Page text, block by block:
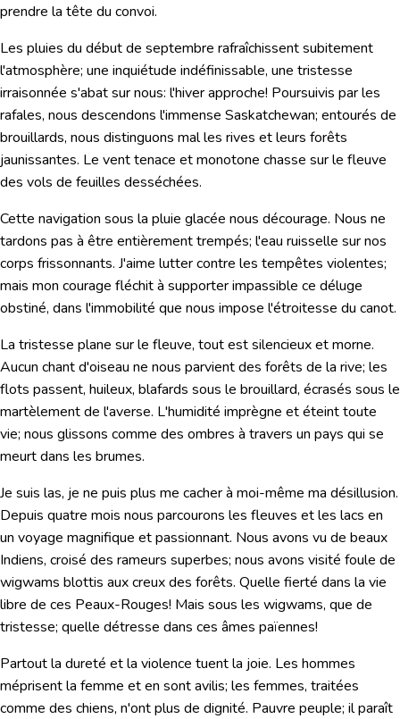
prendre la tête du convoi.
Les pluies du début de septembre rafraîchissent subitement
l'atmosphère; une inquiétude indéfinissable, une tristesse
irraisonnée s'abat sur nous: l'hiver approche! Poursuivis par les
rafales, nous descendons l'immense Saskatchewan; entourés de
brouillards, nous distinguons mal les rives et leurs forêts
jaunissantes. Le vent tenace et monotone chasse sur le fleuve
des vols de feuilles desséchées.
Cette navigation sous la pluie glacée nous décourage. Nous ne
tardons pas à être entièrement trempés; l'eau ruisselle sur nos
corps frissonnants. J'aime lutter contre les tempêtes violentes;
mais mon courage fléchit à supporter impassible ce déluge
obstiné, dans l'immobilité que nous impose l'étroitesse du canot.
La tristesse plane sur le fleuve, tout est silencieux et morne.
Aucun chant d'oiseau ne nous parvient des forêts de la rive; les
flots passent, huileux, blafards sous le brouillard, écrasés sous le
martèlement de l'averse. L'humidité imprègne et éteint toute
vie; nous glissons comme des ombres à travers un pays qui se
meurt dans les brumes.
Je suis las, je ne puis plus me cacher à moi-même ma désillusion.
Depuis quatre mois nous parcourons les fleuves et les lacs en
un voyage magnifique et passionnant. Nous avons vu de beaux
Indiens, croisé des rameurs superbes; nous avons visité foule de
wigwams blottis aux creux des forêts. Quelle fierté dans la vie
libre de ces Peaux-Rouges! Mais sous les wigwams, que de
tristesse; quelle détresse dans ces âmes païennes!
Partout la dureté et la violence tuent la joie. Les hommes
méprisent la femme et en sont avilis; les femmes, traitées
comme des chiens, n'ont plus de dignité. Pauvre peuple; il paraît